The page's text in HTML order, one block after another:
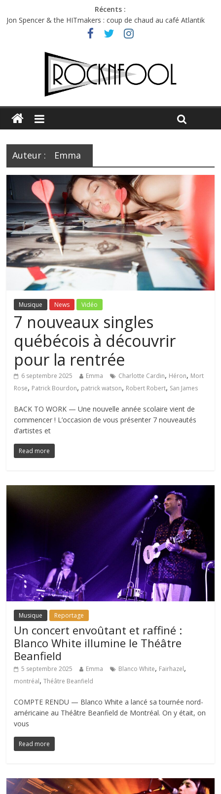
Récents :
Charlie Puth à l’Olympia : la leçon de pop du Professeur Puth
Jon Spencer & the HITmakers : coup de chaud au café Atlantik
Hellfest 2026 vendredi : température et émotions en hausse
Première édition du Midgard Festival : entre bière, métal et
Auteur : Emma
Musique News Vidéo
7 nouveaux singles
québécois à découvrir
pour la rentrée
6 septembre 2025 Emma Charlotte Cardin, Héron, Mort
Rose, Patrick Bourdon, patrick watson, Robert Robert, San James
BACK TO WORK — Une nouvelle année scolaire vient de
commencer ! L’occasion de vous présenter 7 nouveautés
d’artistes et
Read more
Musique Reportage
Un concert envoûtant et raffiné :
Blanco White illumine le Théâtre
Beanfield
5 septembre 2025 Emma Blanco White, Fairhazel,
montréal,Théâtre Beanfield
COMPTE RENDU — Blanco White a lancé sa tournée nord-
américaine au Théâtre Beanfield de Montréal. On y était, on
vous
Read more